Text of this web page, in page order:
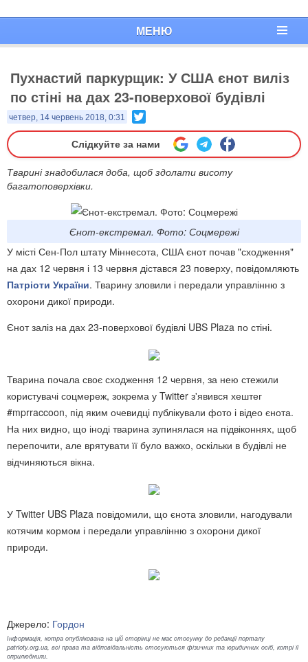
МЕНЮ
Пухнастий паркурщик: У США єнот виліз
по стіні на дах 23-поверхової будівлі
четвер, 14 червень 2018, 0:31
Слідкуйте за нами
Тварині знадобилася доба, щоб здолати висоту
багатоповерхівки.
Єнот-екстремал. Фото: Соцмережі
У місті Сен-Пол штату Міннесота, США єнот почав "сходження"
на дах 12 червня і 13 червня дістався 23 поверху, повідомляють
Патріоти України. Тварину зловили і передали управлінню з
охорони дикої природи.
Єнот заліз на дах 23-поверхової будівлі UBS Plaza по стіні.
Тварина почала своє сходження 12 червня, за нею стежили
користувачі соцмереж, зокрема у Twitter з'явився хештег
#mprraccoon, під яким очевидці публікували фото і відео єнота.
На них видно, що іноді тварина зупинялася на підвіконнях, щоб
перепочити, але врятувати її було важко, оскільки в будівлі не
відчиняються вікна.
У Twitter UBS Plaza повідомили, що єнота зловили, нагодували
котячим кормом і передали управлінню з охорони дикої
природи.
Джерело: Гордон
Інформація, котра опублікована на цій сторінці не має стосунку до редакції порталу
patrioty.org.ua, всі права та відповідальність стосуються фізичних та юридичних осіб, котрі її
оприлюднили.